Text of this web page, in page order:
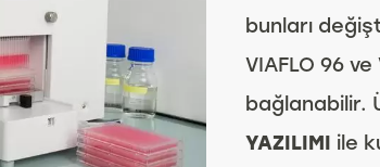
bunları
VIAFLO 96
bağlanabilir.
YAZILIMI ile